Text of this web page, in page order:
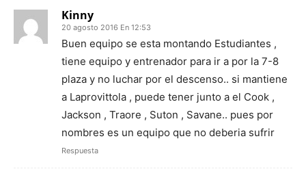
Kinny
20 agosto 2016 En 12:53
Buen equipo se esta montando Estudiantes ,
tiene equipo y entrenador para ir a por la 7-8
plaza y no luchar por el descenso.. si mantiene
a Laprovittola , puede tener junto a el Cook ,
Jackson , Traore , Suton , Savane.. pues por
nombres es un equipo que no deberia sufrir
Respuesta